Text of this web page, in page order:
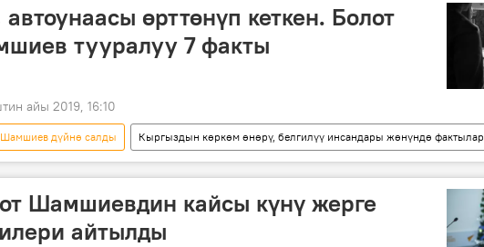
автоунаасы өрттөнүп кеткен. Болот
тууралуу 7 факты
айы 2019, 16:10
дүйнө салды
Кыргыздын көркөм өнөрү, белгилүү инсандары жөнүндө фактылар
Коом Кыргызстан Болот Шамшиев факты
Шамшиевдин кайсы күнү жерге
айтылды